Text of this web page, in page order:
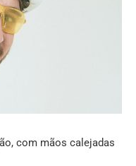
com mãos calejadas